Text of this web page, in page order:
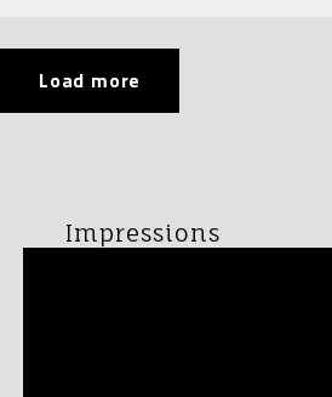
Load more
Impressions